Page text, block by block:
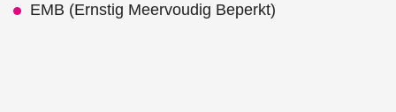
EMB (Ernstig Meervoudig Beperkt)